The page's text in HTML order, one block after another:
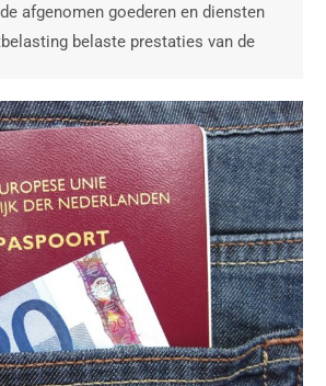
afgenomen goederen en diensten
belaste prestaties van de